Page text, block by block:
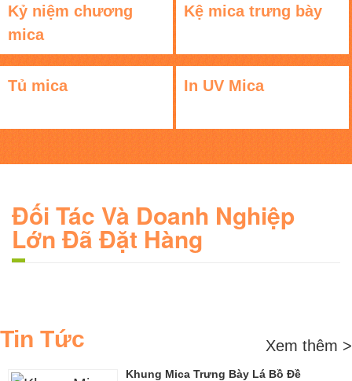
Kỷ niệm chương
mica
Kệ mica trưng bày
Tủ mica In UV Mica
Đối Tác Và Doanh Nghiệp
Lớn Đã Đặt Hàng
Tin Tức Xem thêm >
Khung Mica Trưng Bày Lá Bồ Đề